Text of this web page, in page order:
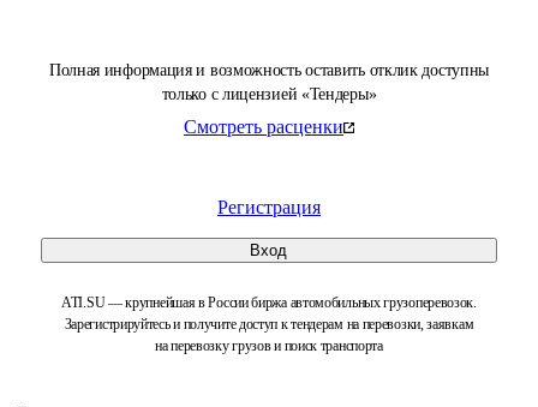
Полная информация и возможность оставить отклик доступны
только с лицензией «Тендеры»
Смотреть расценки
Регистрация
Вход
ATI.SU — крупнейшая в России биржа автомобильных грузоперевозок.
Зарегистрируйтесь и получите доступ к тендерам на перевозки, заявкам
на перевозку грузов и поиск транспорта